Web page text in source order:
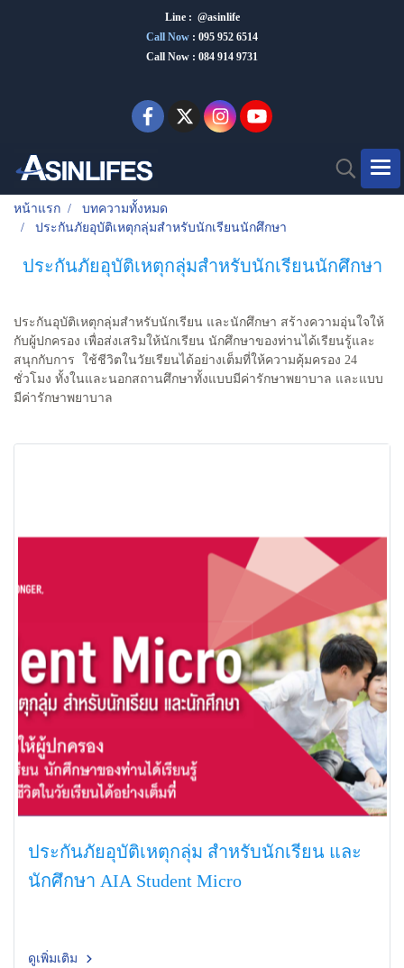
Line : @asinlife
Call Now : 095 952 6514
Call Now : 084 914 9731
หน้าแรก
บทความทั้งหมด
ประกันภัยอุบัติเหตุกลุ่มสำหรับนักเรียนนักศึกษา
ประกันภัยอุบัติเหตุกลุ่มสำหรับนักเรียนนักศึกษา
ประกันอุบัติเหตุกลุ่มสำหรับนักเรียน และนักศึกษา สร้างความอุ่นใจให้
กับผู้ปกครอง เพื่อส่งเสริมให้นักเรียน นักศึกษาของท่านได้เรียนรู้และ
สนุกกับการ ใช้ชีวิตในวัยเรียนได้อย่างเต็มที่ให้ความคุ้มครอง 24
ชั่วโมง ทั้งในและนอกสถานศึกษาทั้งแบบมีค่ารักษาพยาบาล และแบบ
มีค่ารักษาพยาบาล
ประกันภัยอุบัติเหตุกลุ่ม สำหรับนักเรียน และ
นักศึกษา AIA Student Micro
ดูเพิ่มเติม